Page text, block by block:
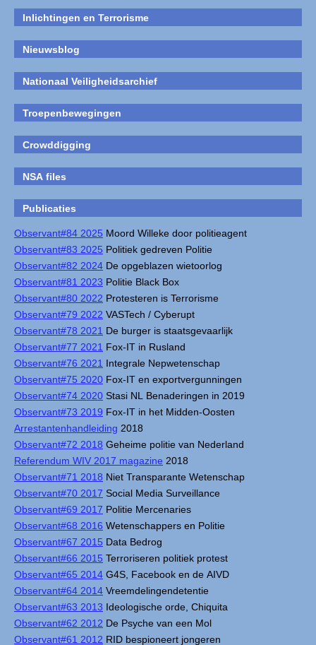
Inlichtingen en Terrorisme
Nieuwsblog
Nationaal Veiligheidsarchief
Troepenbewegingen
Crowddigging
NSA files
Publicaties
Observant#84 2025 Moord Willeke door politieagent
Observant#83 2025 Politiek gedreven Politie
Observant#82 2024 De opgeblazen wietoorlog
Observant#81 2023 Politie Black Box
Observant#80 2022 Protesteren is Terrorisme
Observant#79 2022 VASTech / Cyberupt
Observant#78 2021 De burger is staatsgevaarlijk
Observant#77 2021 Fox-IT in Rusland
Observant#76 2021 Integrale Nepwetenschap
Observant#75 2020 Fox-IT en exportvergunningen
Observant#74 2020 Stasi NL Benaderingen in 2019
Observant#73 2019 Fox-IT in het Midden-Oosten
Arrestantenhandleiding 2018
Observant#72 2018 Geheime politie van Nederland
Referendum WIV 2017 magazine 2018
Observant#71 2018 Niet Transparante Wetenschap
Observant#70 2017 Social Media Surveillance
Observant#69 2017 Politie Mercenaries
Observant#68 2016 Wetenschappers en Politie
Observant#67 2015 Data Bedrog
Observant#66 2015 Terroriseren politiek protest
Observant#65 2014 G4S, Facebook en de AIVD
Observant#64 2014 Vreemdelingendetentie
Observant#63 2013 Ideologische orde, Chiquita
Observant#62 2012 De Psyche van een Mol
Observant#61 2012 RID bespioneert jongeren